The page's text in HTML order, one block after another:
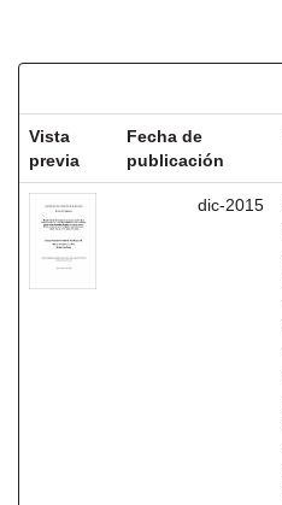
Vista
previa
Fecha de
publicación
dic-2015